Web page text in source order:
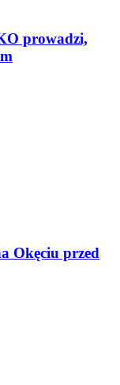
prowadzi,
Okęciu przed